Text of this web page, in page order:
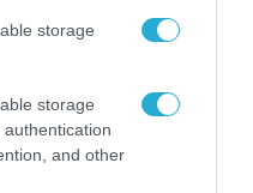
storage
storage
and other